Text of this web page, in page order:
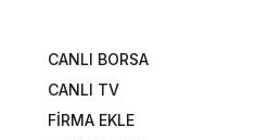
CANLI BORSA
CANLI TV
FİRMA EKLE